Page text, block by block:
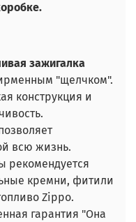
зажигалка
"щелчком".
конструкция и
всю жизнь.
рекомендуется
кремни, фитили
Zippo.
гарантия "Она